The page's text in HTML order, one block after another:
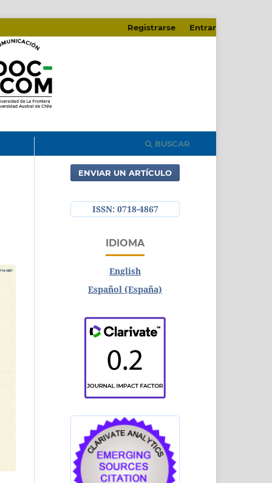
BUSCAR
Registrarse Entrar
ENVIAR UN ARTÍCULO
ISSN: 0718-4867
IDIOMA
English
Español (España)